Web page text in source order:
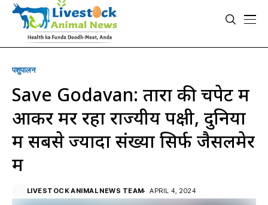
पशुपालन
Save Godavan: तारों की चपेट में
आकर मर रहा राज्यीय पक्षी, दुनिया
में सबसे ज्यादा संख्या सिर्फ जैसलमेर
में
LIVESTOCK ANIMAL NEWS TEAM APRIL 4, 2024